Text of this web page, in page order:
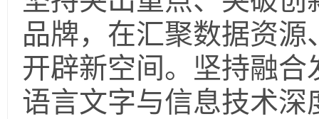
品牌，在汇聚数据资
开辟新空间。坚持融
语言文字与信息技术